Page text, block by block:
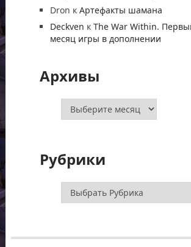
Dron кАртефакты шамана
Deckven кThe War Within.
месяц игры в дополнении
Архивы
Архивы
Рубрики
Рубрики